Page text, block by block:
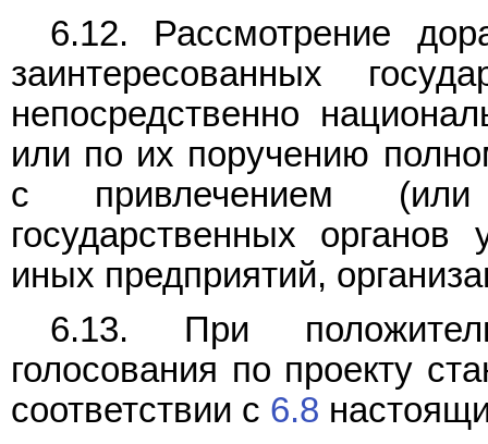
6.12. Рассмотрение
заинтересованных
непосредственно
или по их поручению
с привлечением
государственных
иных предприятий,
6.13. При
голосования по проекту
соответствии с 6.8